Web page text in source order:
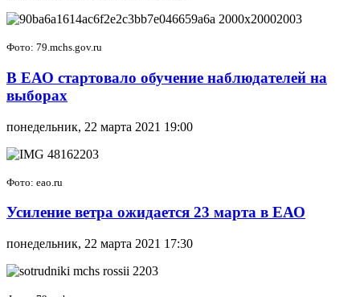
Фото: 79.mchs.gov.ru
В ЕАО стартовало обучение наблюдателей на
выборах
понедельник, 22 марта 2021 19:00
Фото: eao.ru
Усиление ветра ожидается 23 марта в ЕАО
понедельник, 22 марта 2021 17:30